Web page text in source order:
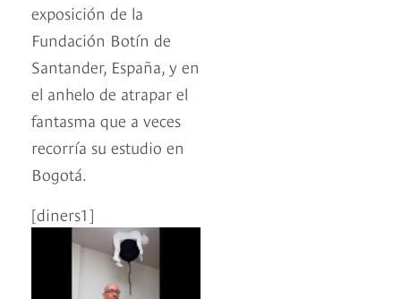
exposición de la
Fundación Botín de
Santander, España, y en
el anhelo de atrapar el
fantasma que a veces
recorría su estudio en
Bogotá.
[diners1]